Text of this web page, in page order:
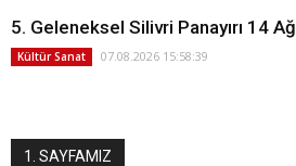
5. Geleneksel Silivri Panayırı 14
Kültür Sanat 07.08.2026 15:58:39
1. SAYFAMIZ